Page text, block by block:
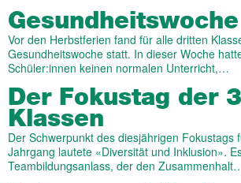
Vor den Herbstferien fand für alle dritten
Gesundheitswoche statt. In dieser Woche
Schüler:innen keinen normalen Unterricht,…
Der Fokustag der
Klassen
Der Schwerpunkt des diesjährigen Fokustags
Jahrgang lautete «Diversität und Inklusion».
Teambildungsanlass, der den